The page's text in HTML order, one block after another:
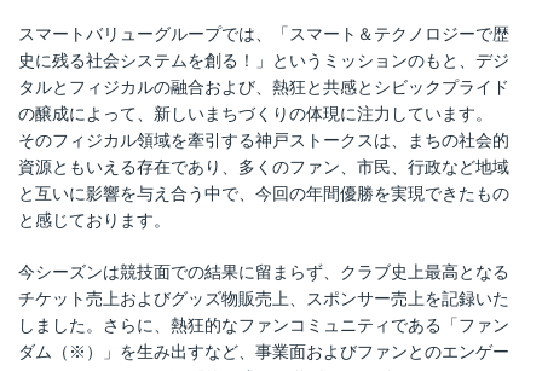
スマートバリューグループでは、「スマート＆テクノロジーで歴
史に残る社会システムを創る！」というミッションのもと、デジ
タルとフィジカルの融合および、熱狂と共感とシビックプライド
の醸成によって、新しいまちづくりの体現に注力しています。
そのフィジカル領域を牽引する神戸ストークスは、まちの社会的
資源ともいえる存在であり、多くのファン、市民、行政など地域
と互いに影響を与え合う中で、今回の年間優勝を実現できたもの
と感じております。
今シーズンは競技面での結果に留まらず、クラブ史上最高となる
チケット売上およびグッズ物販売上、スポンサー売上を記録いた
しました。さらに、熱狂的なファンコミュニティである「ファン
ダム（※）」を生み出すなど、事業面およびファンとのエンゲー